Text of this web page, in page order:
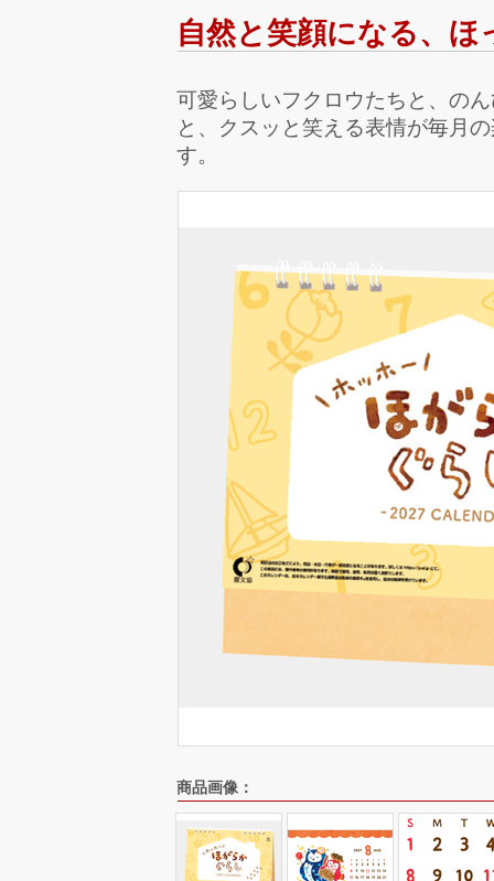
自然と笑顔になる、
可愛らしいフクロウたちと、の
と、クスッと笑える表情が毎月
す。
商品画像：